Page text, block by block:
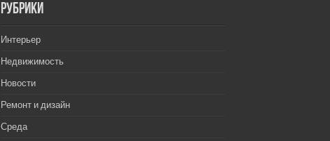
РУбрики
Интерьер
Недвижимость
Новости
Ремонт и дизайн
Среда